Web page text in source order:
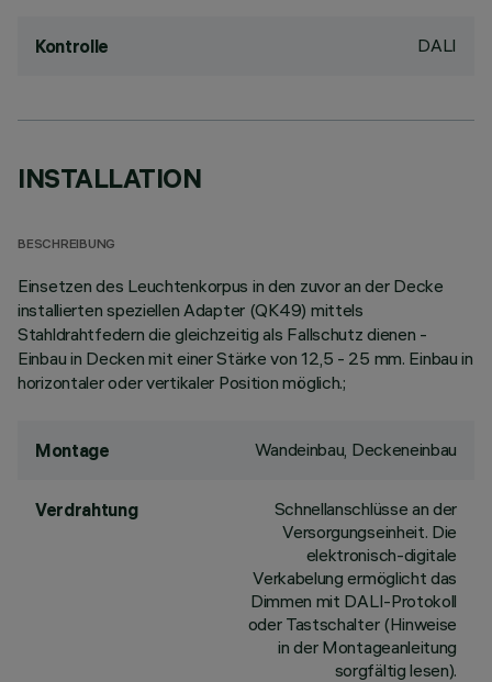
Kontrolle DALI
INSTALLATION
BESCHREIBUNG
Einsetzen des Leuchtenkorpus in den zuvor an der Decke
installierten speziellen Adapter (QK49) mittels
Stahldrahtfedern die gleichzeitig als Fallschutz dienen -
Einbau in Decken mit einer Stärke von 12,5 - 25 mm. Einbau in
horizontaler oder vertikaler Position möglich.;
Montage Wandeinbau, Deckeneinbau
Verdrahtung
Schnellanschlüsse an der
Versorgungseinheit. Die
elektronisch-digitale
Verkabelung ermöglicht das
Dimmen mit DALI-Protokoll
oder Tastschalter (Hinweise
in der Montageanleitung
sorgfältig lesen).